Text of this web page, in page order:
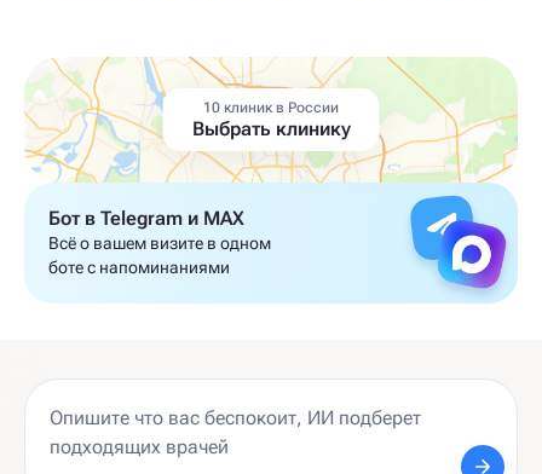
10 клиник в России
Выбрать клинику
Бот в Telegram и MAX
Всё о вашем визите в одном
боте с напоминаниями